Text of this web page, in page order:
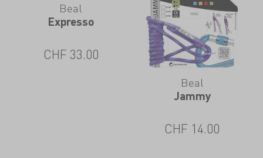
Beal
Expresso
CHF 33.00
Beal
Jammy
CHF 14.00